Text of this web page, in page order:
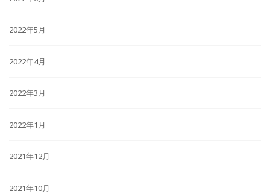
2022年5月
2022年4月
2022年3月
2022年1月
2021年12月
2021年10月